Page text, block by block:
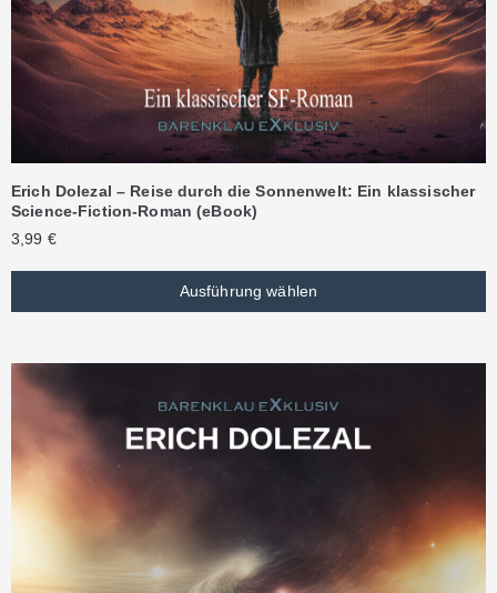
Erich Dolezal – Reise durch die Sonnenwelt: Ein klassischer
Science-Fiction-Roman (eBook)
3,99 €
Ausführung wählen